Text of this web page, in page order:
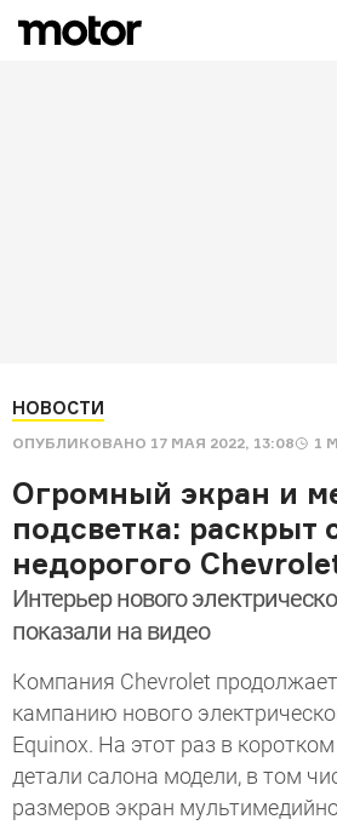
НОВОСТИ
ОПУБЛИКОВАНО 17 МАЯ 2022, 13:08 1
Огромный экран и
подсветка: раскрыт
недорогого
Интерьер нового
показали на видео
Компания Chevrolet
кампанию нового
Equinox. На этот раз в
детали салона модели, в том
размеров экран